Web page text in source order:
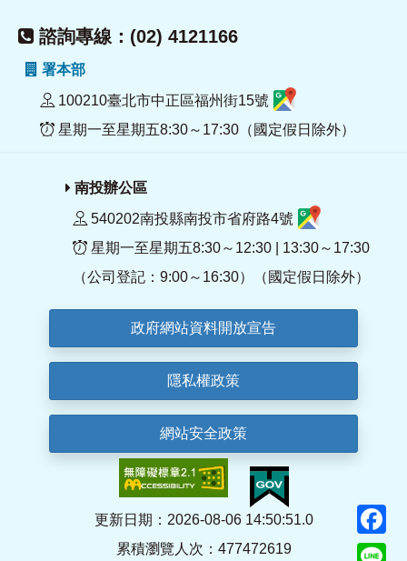
諮詢專線：(02) 4121166
署本部
100210臺北市中正區福州街15號
星期一至星期五8:30～17:30（國定假日除外）
南投辦公區
540202南投縣南投市省府路4號
星期一至星期五8:30～12:30 | 13:30～17:30
（公司登記：9:00～16:30）（國定假日除外）
政府網站資料開放宣告
隱私權政策
網站安全政策
更新日期：2026-08-06 14:50:51.0
累積瀏覽人次：477472619